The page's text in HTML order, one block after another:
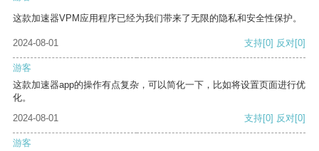
这款加速器VPM应用程序已经为我们带来了无限的隐私和安全性保护。
2024-08-01 支持[0] 反对[0]
游客
这款加速器app的操作有点复杂，可以简化一下，比如将设置页面进行优
化。
2024-08-01
支持[0] 反对[0]
游客